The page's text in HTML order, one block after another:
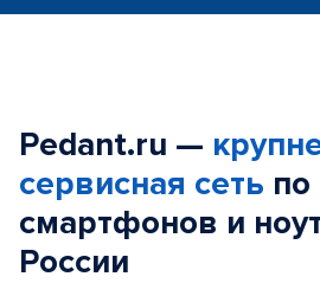
Pedant.ru —
сервисная сеть по
смартфонов и
России